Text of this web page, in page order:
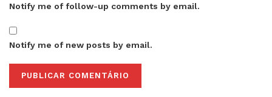
Notify me of follow-up comments by email.
Notify me of new posts by email.